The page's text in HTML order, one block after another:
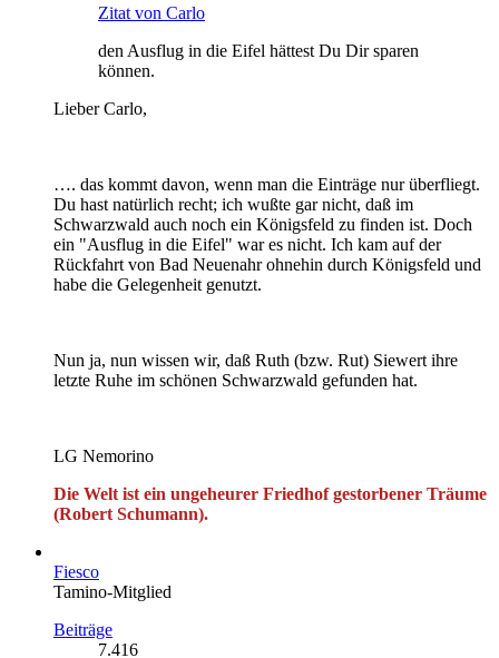
Zitat von Carlo
den Ausflug in die Eifel hättest Du Dir sparen
können.
Lieber Carlo,
…. das kommt davon, wenn man die Einträge nur überfliegt.
Du hast natürlich recht; ich wußte gar nicht, daß im
Schwarzwald auch noch ein Königsfeld zu finden ist. Doch
ein "Ausflug in die Eifel" war es nicht. Ich kam auf der
Rückfahrt von Bad Neuenahr ohnehin durch Königsfeld und
habe die Gelegenheit genutzt.
Nun ja, nun wissen wir, daß Ruth (bzw. Rut) Siewert ihre
letzte Ruhe im schönen Schwarzwald gefunden hat.
LG Nemorino
Die Welt ist ein ungeheurer Friedhof gestorbener Träume
(Robert Schumann).
Fiesco
Tamino-Mitglied
Beiträge
7.416